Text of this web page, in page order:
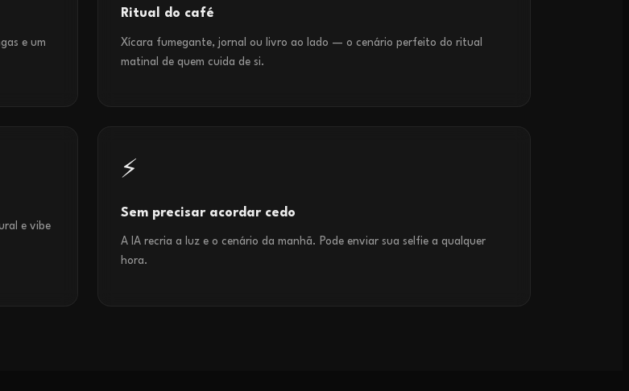
e um
Ritual do café
Xícara fumegante, jornal ou livro ao lado — o cenário perfeito do ritual
matinal de quem cuida de si.
e vibe
⚡
Sem precisar acordar cedo
A IA recria a luz e o cenário da manhã. Pode enviar sua selfie a qualquer
hora.